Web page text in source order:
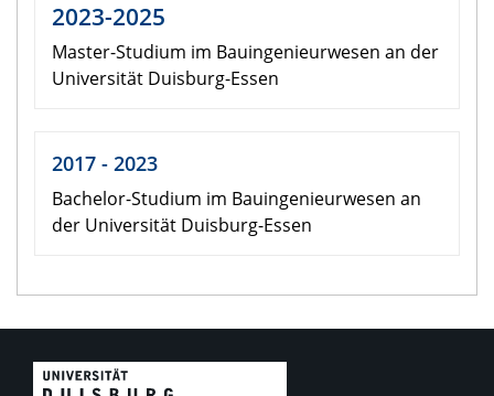
2023-2025
Master-Studium im Bauingenieurwesen an der
Universität Duisburg-Essen
2017 - 2023
Bachelor-Studium im Bauingenieurwesen an
der Universität Duisburg-Essen